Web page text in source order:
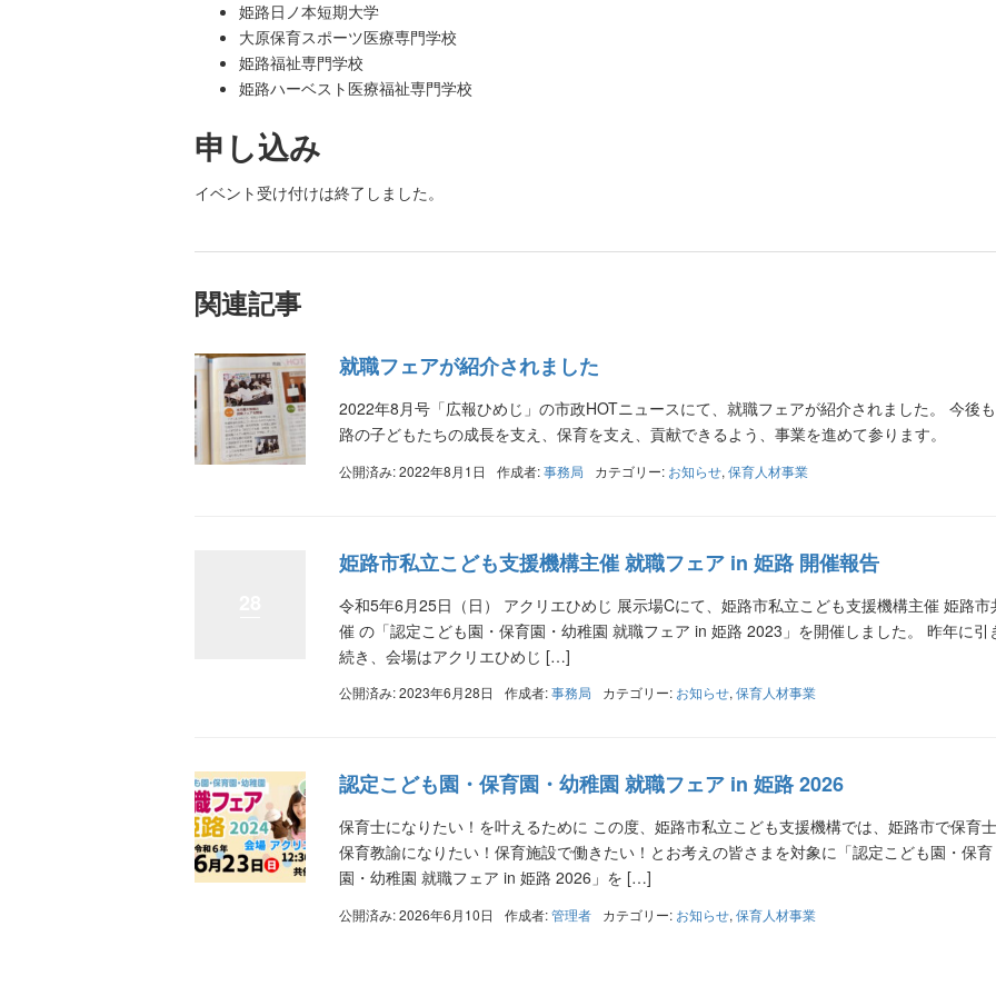
姫路日ノ本短期大学
大原保育スポーツ医療専門学校
姫路福祉専門学校
姫路ハーベスト医療福祉専門学校
申し込み
イベント受け付けは終了しました。
関連記事
就職フェアが紹介されました
2022年8月号「広報ひめじ」の市政HOTニュースにて、就職フェアが紹介されました。 今後
路の子どもたちの成長を支え、保育を支え、貢献できるよう、事業を進めて参ります。
公開済み: 2022年8月1日 作成者:事務局 カテゴリー: お知らせ, 保育人材事業
姫路市私立こども支援機構主催 就職フェア in 姫路 開催報告
令和5年6月25日（日） アクリエひめじ 展示場Cにて、姫路市私立こども支援機構主催 姫路市
催 の「認定こども園・保育園・幼稚園 就職フェア in 姫路 2023」を開催しました。 昨年に引
続き、会場はアクリエひめじ […]
公開済み: 2023年6月28日 作成者:事務局 カテゴリー: お知らせ, 保育人材事業
認定こども園・保育園・幼稚園 就職フェア in 姫路 2026
保育士になりたい！を叶えるために この度、姫路市私立こども支援機構では、姫路市で保育
保育教諭になりたい！保育施設で働きたい！とお考えの皆さまを対象に「認定こども園・保育
園・幼稚園 就職フェア in 姫路 2026」を […]
公開済み: 2026年6月10日 作成者:管理者 カテゴリー: お知らせ, 保育人材事業